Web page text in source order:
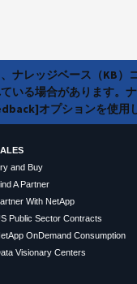
ナレッジベース（KB
いる場合があります
オプションを使用
and Buy
A Partner
With NetApp
Public Sector Contracts
OnDemand Consumption
Visionary Centers